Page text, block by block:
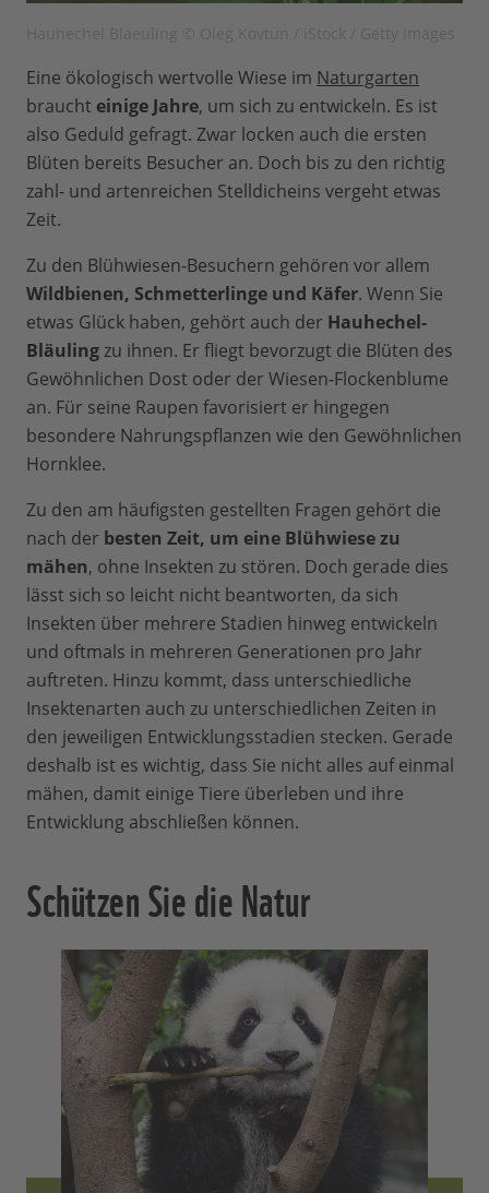
Eine ökologisch wertvolle Wiese im Naturgarten
braucht einige Jahre, um sich zu entwickeln. Es ist
also Geduld gefragt. Zwar locken auch die ersten
Blüten bereits Besucher an. Doch bis zu den richtig
zahl- und artenreichen Stelldicheins vergeht etwas
Zeit.
Zu den Blühwiesen-Besuchern gehören vor allem
Wildbienen, Schmetterlinge und Käfer. Wenn Sie
etwas Glück haben, gehört auch der Hauhechel-
Bläulingzu ihnen. Er fliegt bevorzugt die Blüten des
Gewöhnlichen Dost oder der Wiesen-Flockenblume
an. Für seine Raupen favorisiert er hingegen
besondere Nahrungspflanzen wie den Gewöhnlichen
Hornklee.
Zu den am häufigsten gestellten Fragen gehört die
nach der besten Zeit, um eine Blühwiese zu
mähen, ohne Insekten zu stören. Doch gerade dies
lässt sich so leicht nicht beantworten, da sich
Insekten über mehrere Stadien hinweg entwickeln
und oftmals in mehreren Generationen pro Jahr
auftreten. Hinzu kommt, dass unterschiedliche
Insektenarten auch zu unterschiedlichen Zeiten in
den jeweiligen Entwicklungsstadien stecken. Gerade
deshalb ist es wichtig, dass Sie nicht alles auf einmal
mähen, damit einige Tiere überleben und ihre
Entwicklung abschließen können.
Schützen Sie die Natur